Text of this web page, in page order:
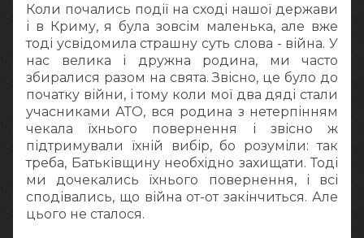
Коли почались події на сході нашої держави
і в Криму, я була зовсім маленька, але вже
тоді усвідомила страшну суть слова - війна. У
нас велика і дружна родина, ми часто
збиралися разом на свята. Звісно, це було до
початку війни, і тому коли мої два дяді стали
учасниками АТО, вся родина з нетерпінням
чекала їхнього повернення і звісно ж
підтримували їхній вибір, бо розуміли: так
треба, Батьківщину необхідно захищати. Тоді
ми дочекались їхнього повернення, і всі
сподівались, що війна от-от закінчиться. Але
цього не сталося.